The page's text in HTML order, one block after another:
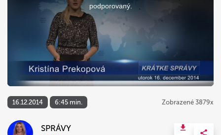
podporovaný.
16.12.2014 6:45 min. Zobrazené 3879x
SPRÁVY